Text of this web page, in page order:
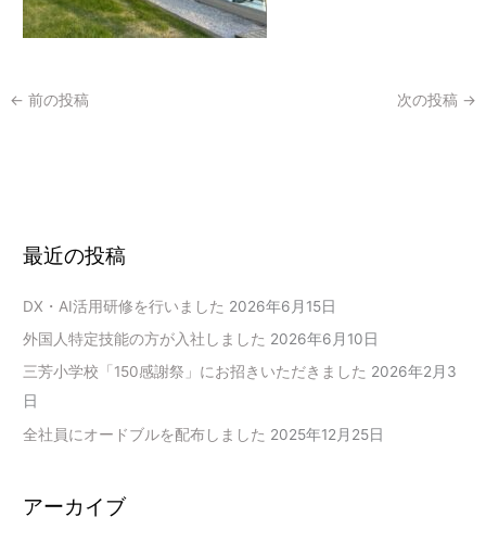
← 前の投稿 次の投稿 →
最近の投稿
DX・AI活用研修を行いました 2026年6月15日
外国人特定技能の方が入社しました 2026年6月10日
三芳小学校「150感謝祭」にお招きいただきました 2026年2月3
日
全社員にオードブルを配布しました 2025年12月25日
アーカイブ